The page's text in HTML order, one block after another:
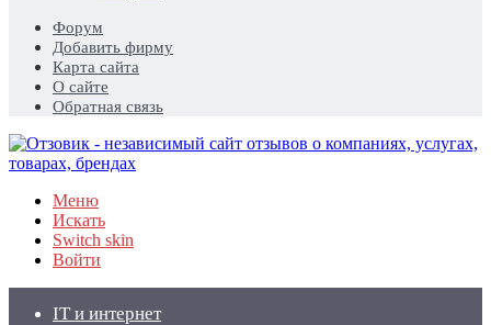
Форум
Добавить фирму
Карта сайта
О сайте
Обратная связь
Меню
Искать
Switch skin
Войти
IT и интернет